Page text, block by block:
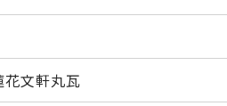
花文軒丸瓦